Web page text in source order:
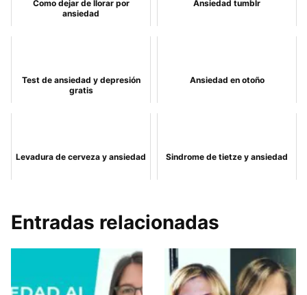
Como dejar de llorar por
ansiedad
Ansiedad tumblr
Test de ansiedad y depresión
gratis
Ansiedad en otoño
Levadura de cerveza y ansiedad Sindrome de tietze y ansiedad
Entradas relacionadas